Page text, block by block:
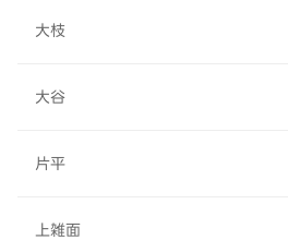
大枝
大谷
片平
上雑面